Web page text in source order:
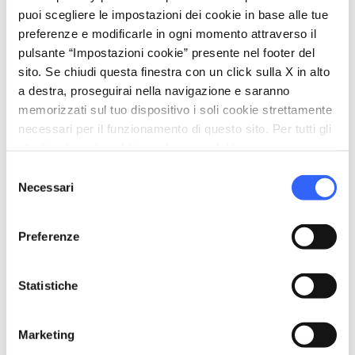
puoi scegliere le impostazioni dei cookie in base alle tue
preferenze e modificarle in ogni momento attraverso il
pulsante “Impostazioni cookie” presente nel footer del
sito. Se chiudi questa finestra con un click sulla X in alto
a destra, proseguirai nella navigazione e saranno
memorizzati sul tuo dispositivo i soli cookie strettamente
necessari per il funzionamento di questo sito. Per tutti gli
delNecessari
Preferenze
Statistiche
Marketing
schedule Quando
Domenica 21 giugno 2026
dalle21:30alle23:00
email Email
acmcittadisanvincenzo@gmail.com
phone Telefono
3311060533
chevron_right
restaurant Dove mangiare chevron_right
holiday_village Pacchetti e soggiorni chevron_right